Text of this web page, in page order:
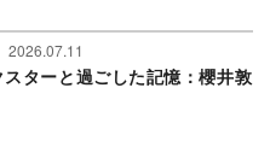
2026.07.11
スターと過ごした記憶：櫻井敦